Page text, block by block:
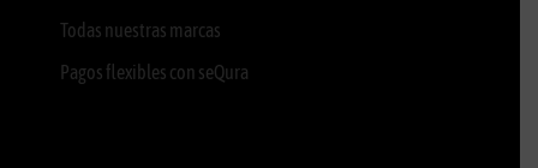
Todas nuestras marcas
Pagos flexibles con seQura